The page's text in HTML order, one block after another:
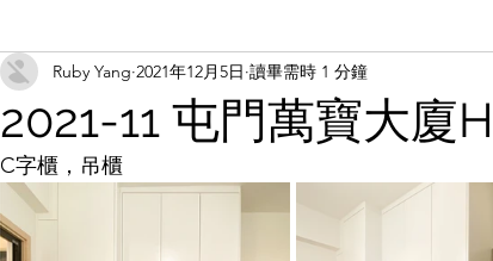
地台床 客廳 書房 工人房
2021-11 屯門萬寶大廈
Ruby Yang 2021年12月5日 讀畢需時 1 分鐘
C字櫃，吊櫃